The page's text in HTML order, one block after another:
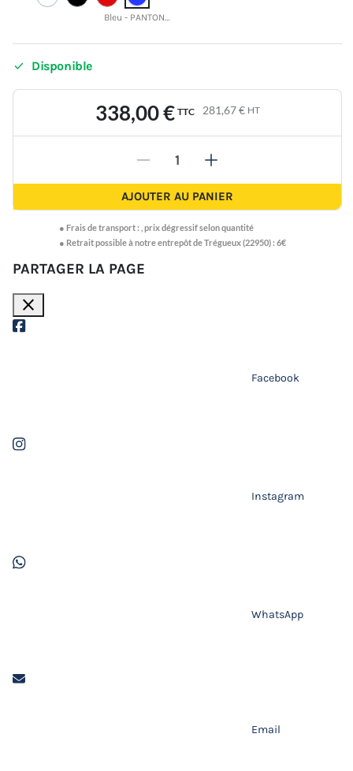
Bleu - PANTONE 19-3952 TCX
 Disponible
338,00 € TTC 281,67 € HT
- +
AJOUTER AU PANIER
● Frais de transport : prix dégressif selon quantité
● Retrait possible à notre entrepôt de Trégueux (22950) : 6€
PARTAGER LA PAGE
close
Facebook
Instagram
WhatsApp
Email